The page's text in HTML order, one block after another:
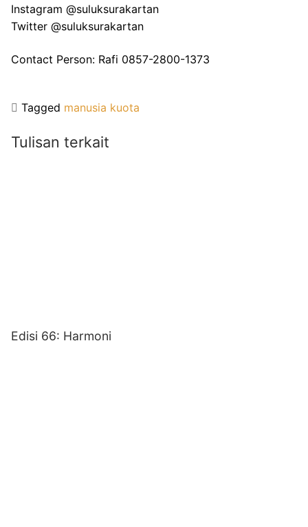
Instagram @suluksurakartan
Twitter @suluksurakartan
Contact Person: Rafi 0857-2800-1373
Tagged manusia kuota
Tulisan terkait
Edisi 66: Harmoni